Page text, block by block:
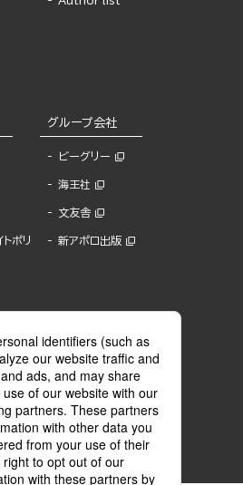
ポリ
グループ会社
ビーグリー
海王社
文友舎
新アポロ出版